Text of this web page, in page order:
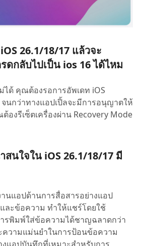
26.1/18/17 แล้วจะ
ดกลับไปเป็น ios 16 ได้ไหม
ด้ คุณต้องรอการอัพเดท iOS
จนกว่าทางแอปเปิ้ลจะมีการอนุญาตให้
องรีเซ็ตเครื่องผ่าน Recovery Mode
สนใจใน iOS 26.1/18/17 มี
นแอปด้านการสื่อสารอย่างแอป
ละข้อความ ทำให้แชร์โดยใช้
รพิมพ์ใส่ข้อความได้ชาญฉลาดกว่า
ความแม่นยำในการป้อนข้อความ
แอปบันทึกที่เหมาะสำหรับการ